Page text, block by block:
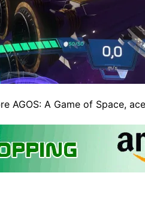
AGOS: A Game of Space,